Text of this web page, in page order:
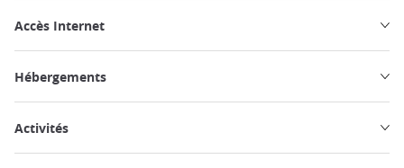
Accès Internet
Hébergements
Activités